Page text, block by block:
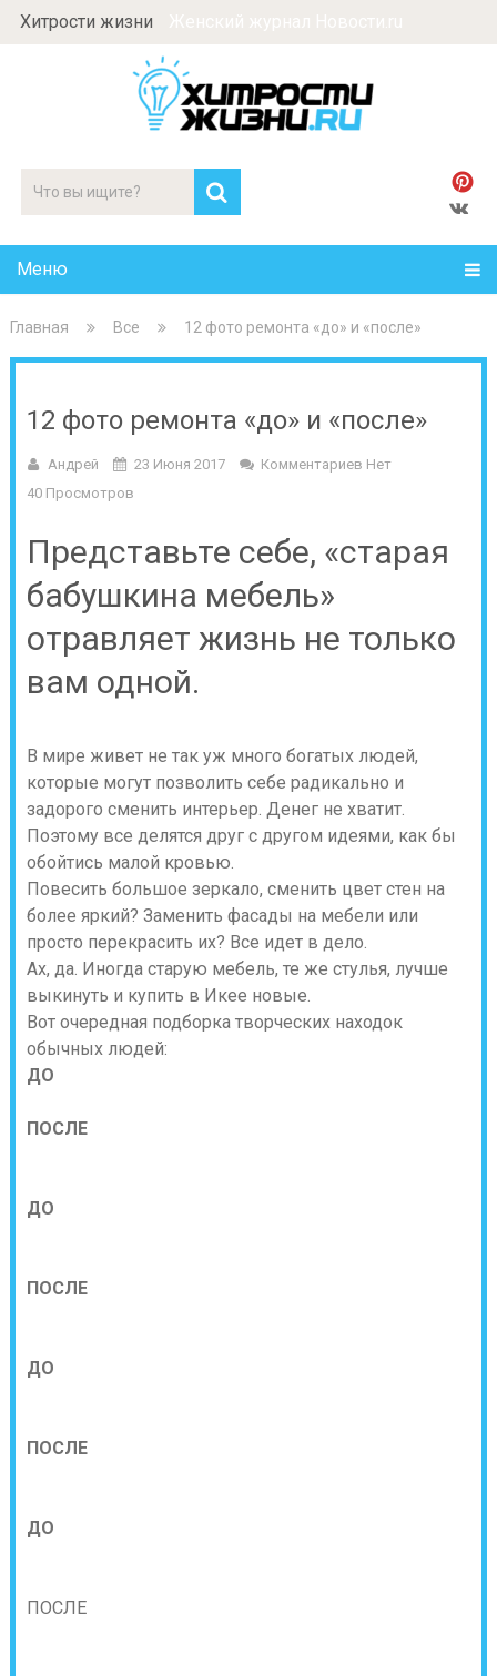
Хитрости жизни
Меню
Главная Все 12 фото ремонта «до» и «после»
12 фото ремонта «до» и «после»
Андрей 23 Июня 2017
Комментариев Нет
40 Просмотров
Представьте себе, «старая
бабушкина мебель»
отравляет жизнь не только
вам одной.
В мире живет не так уж много богатых людей,
которые могут позволить себе радикально и
задорого сменить интерьер. Денег не хватит.
Поэтому все делятся друг с другом идеями, как бы
обойтись малой кровью.
Повесить большое зеркало, сменить цвет стен на
более яркий? Заменить фасады на мебели или
просто перекрасить их? Все идет в дело.
Ах, да. Иногда старую мебель, те же стулья, лучше
выкинуть и купить в Икее новые.
Вот очередная подборка творческих находок
обычных людей:
ДО
ПОСЛЕ
ДО
ПОСЛЕ
ДО
ПОСЛЕ
ДО
ПОСЛЕ